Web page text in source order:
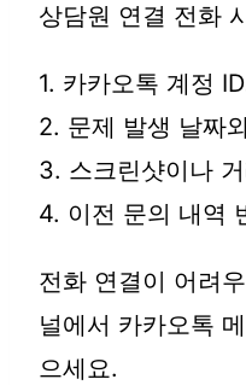
상담원 연결 전화
1. 카카오톡 계정
2. 문제 발생 날짜
3. 스크린샷이나
4. 이전 문의 내역
전화 연결이 어려
널에서 카카오톡
으세요.